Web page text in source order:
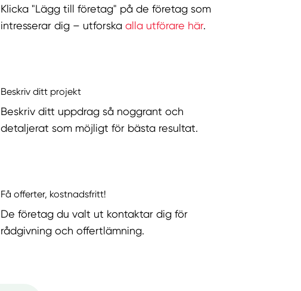
Klicka "Lägg till företag" på de företag som
intresserar dig – utforska alla utförare här.
Beskriv ditt projekt
Beskriv ditt uppdrag så noggrant och
detaljerat som möjligt för bästa resultat.
Få offerter, kostnadsfritt!
De företag du valt ut kontaktar dig för
rådgivning och offertlämning.